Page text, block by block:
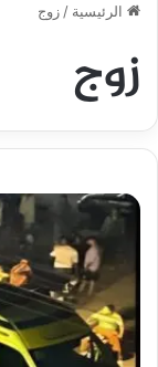
الرئيسية / زوج
زوج